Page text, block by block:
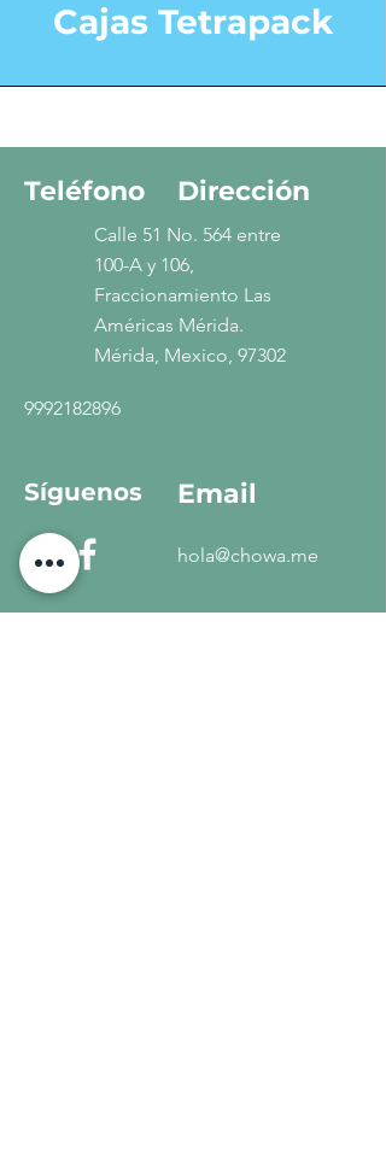
Cajas Tetrapack
Teléfono Dirección
Calle 51 No. 564 entre
100-A y 106,
Fraccionamiento Las
Américas Mérida.
Mérida, Mexico, 97302
9992182896
Síguenos Email
hola@chowa.me